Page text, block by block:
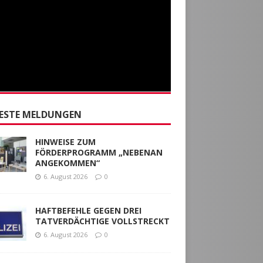
MELDUNGEN
HINWEISE ZUM
FÖRDERPROGRAMM „NEBENAN
ANGEKOMMEN“
6. August 2026 0
HAFTBEFEHLE GEGEN DREI
TATVERDÄCHTIGE VOLLSTRECKT
6. August 2026 0